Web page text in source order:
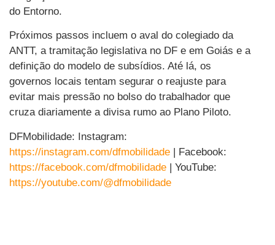
do Entorno.
Próximos passos incluem o aval do colegiado da
ANTT, a tramitação legislativa no DF e em Goiás e a
definição do modelo de subsídios. Até lá, os
governos locais tentam segurar o reajuste para
evitar mais pressão no bolso do trabalhador que
cruza diariamente a divisa rumo ao Plano Piloto.
DFMobilidade: Instagram:
https://instagram.com/dfmobilidade | Facebook:
https://facebook.com/dfmobilidade | YouTube:
https://youtube.com/@dfmobilidade